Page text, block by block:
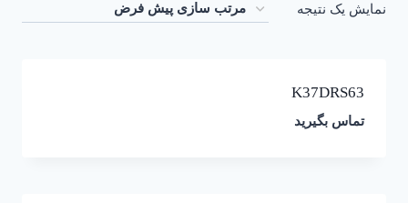
نمایش یک نتیجه
K37DRS63
تماس بگیرید